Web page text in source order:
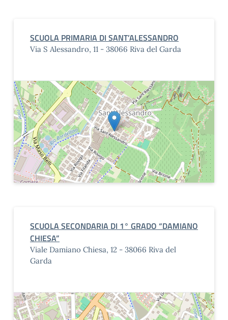
SCUOLA PRIMARIA DI SANT’ALESSANDRO
Via S Alessandro, 11 - 38066 Riva del Garda
SCUOLA SECONDARIA DI 1° GRADO “DAMIANO
CHIESA”
Viale Damiano Chiesa, 12 - 38066 Riva del
Garda